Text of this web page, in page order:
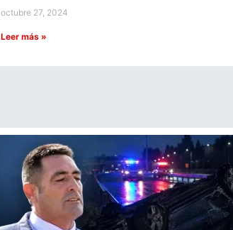
octubre 27, 2024
Leer más »